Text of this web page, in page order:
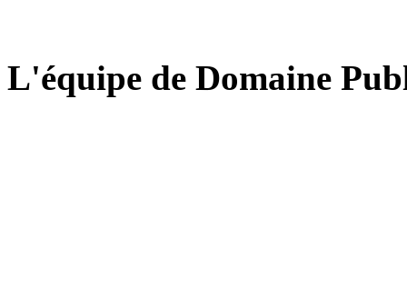
L'équipe de Domaine